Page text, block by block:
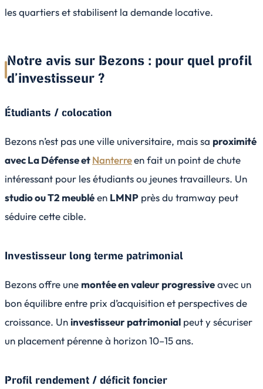
les quartiers et stabilisent la demande locative.
Notre avis sur Bezons : pour quel profil
d’investisseur ?
Étudiants / colocation
Bezons n’est pas une ville universitaire, mais sa proximité
avec La Défense etNanterreen fait un point de chute
intéressant pour les étudiants ou jeunes travailleurs. Un
studio ou T2 meubléen LMNP près du tramway peut
séduire cette cible.
Investisseur long terme patrimonial
Bezons offre une montée en valeur progressiveavec un
bon équilibre entre prix d’acquisition et perspectives de
croissance. Uninvestisseur patrimonial peut y sécuriser
un placement pérenne à horizon 10–15 ans.
Profil rendement / déficit foncier